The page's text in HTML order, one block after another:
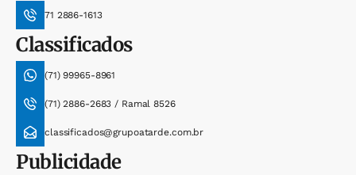
71 2886-1613
Classificados
(71) 99965-8961
(71) 2886-2683 / Ramal 8526
classificados@grupoatarde.com.br
Publicidade